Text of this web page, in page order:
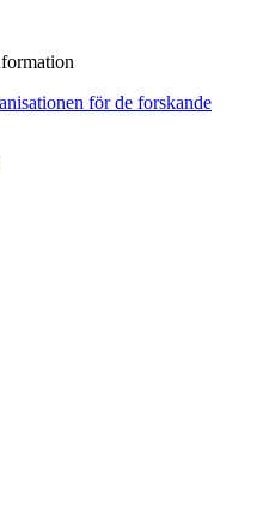
för de forskande